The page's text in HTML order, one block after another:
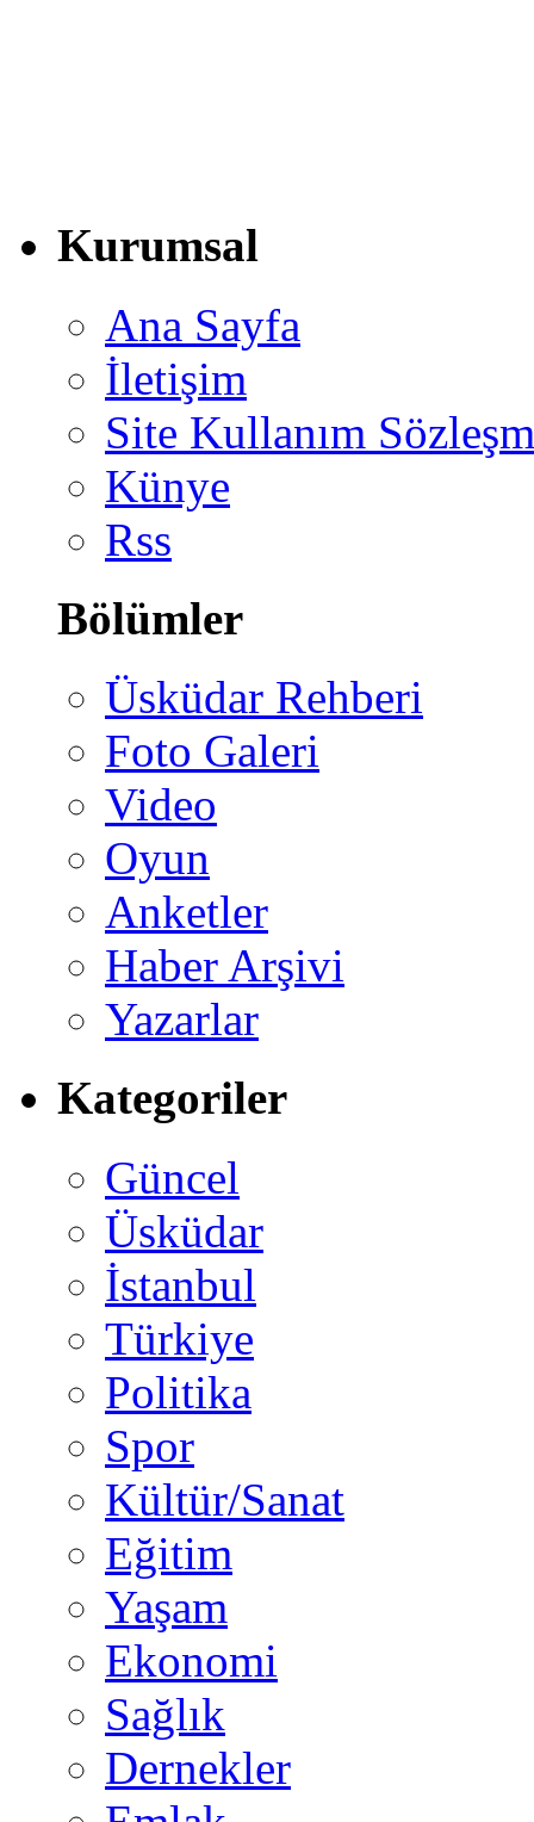
Kurumsal
Ana Sayfa
İletişim
Site Kullanım
Künye
Rss
Bölümler
Üsküdar Rehberi
Foto Galeri
Video
Oyun
Anketler
Haber Arşivi
Yazarlar
Kategoriler
Güncel
Üsküdar
İstanbul
Türkiye
Politika
Spor
Kültür/Sanat
Eğitim
Yaşam
Ekonomi
Sağlık
Dernekler